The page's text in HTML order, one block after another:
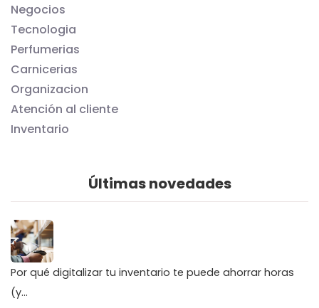
Negocios
Tecnologia
Perfumerias
Carnicerias
Organizacion
Atención al cliente
Inventario
Últimas novedades
Por qué digitalizar tu inventario te puede ahorrar horas
(y...